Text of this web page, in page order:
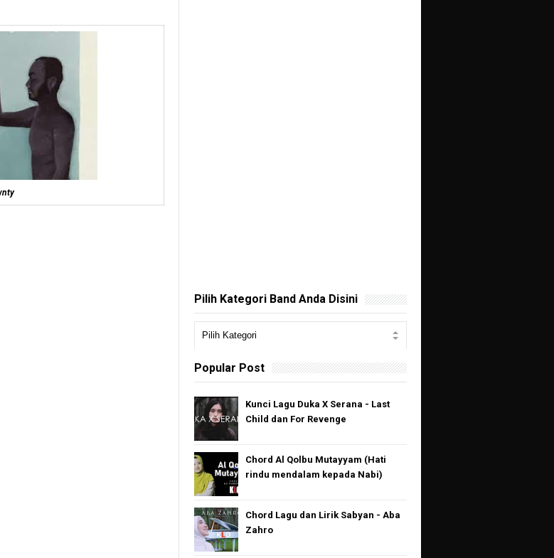
Pilih Kategori Band Anda Disini
Popular Post
Kunci Lagu Duka X Serana - Last
Child dan For Revenge
Chord Al Qolbu Mutayyam (Hati
rindu mendalam kepada Nabi)
Chord Lagu dan Lirik Sabyan - Aba
Zahro